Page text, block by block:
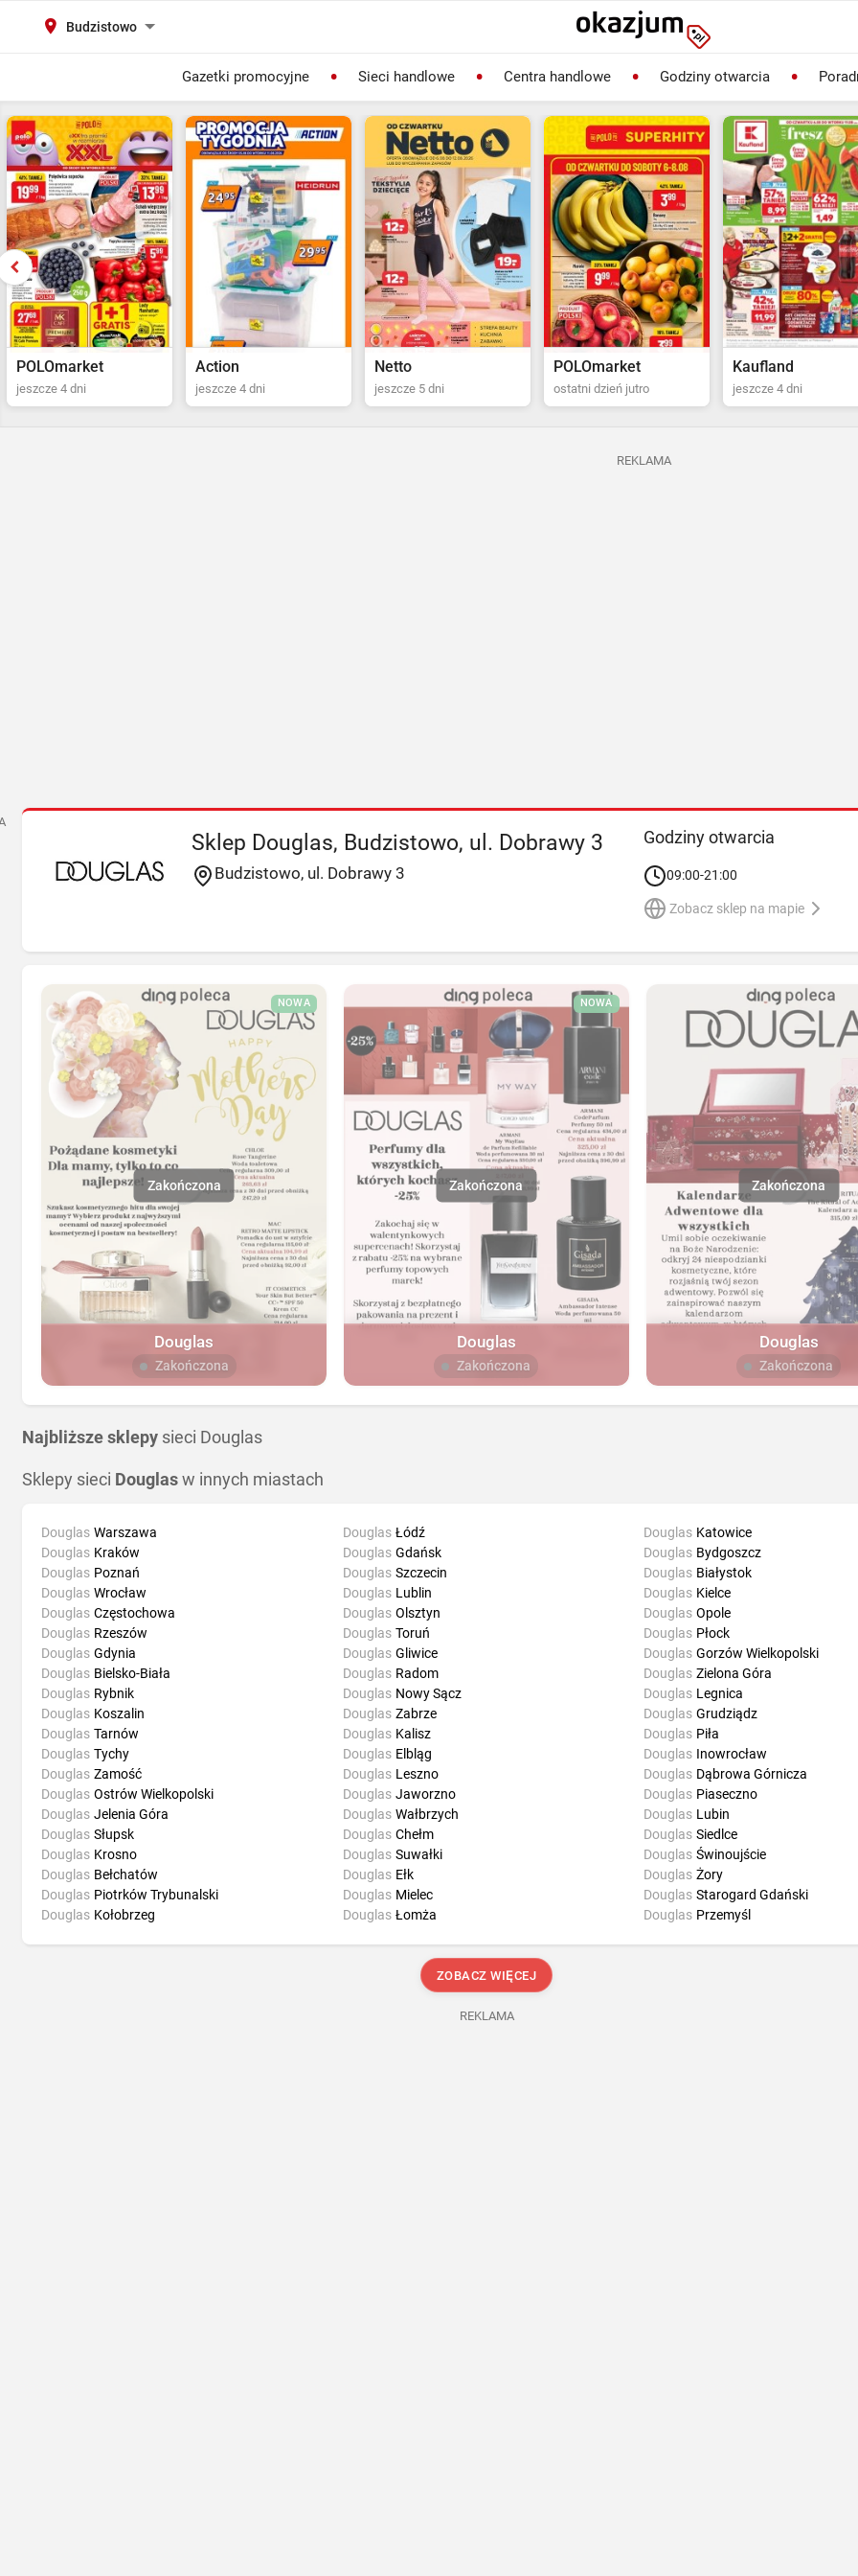
Budzistowo
Gazetki promocyjne Sieci handlowe Centra handlowe Godziny otwarcia
Action
jeszcze 4 dni
Netto
jeszcze 5 dni
POLOmarket
ostatni dzień jutro
Kaufland
jeszcze 4 dni
Biedronka
ostatni dzień jutro
REKLAMA
Sklep Douglas, Budzistowo, ul. Dobrawy 3
Budzistowo, ul. Dobrawy 3
Godziny otwarcia
09:00-21:00
Zobacz sklep na mapie
NOWA
Douglas
Zakończona
NOWA
Douglas
Zakończona
Douglas
Zakończona
Najbliższe sklepy sieci Douglas
Sklepy sieci Douglas w innych miastach
Douglas Warszawa
Douglas Kraków
Douglas Poznań
Douglas Wrocław
Douglas Łódź
Douglas Gdańsk
Douglas Szczecin
Douglas Lublin
Douglas Katowice
Douglas Bydgoszcz
Douglas Białystok
Douglas Kielce
Douglas Częstochowa
Douglas Rzeszów
Douglas Gdynia
Douglas Bielsko-Biała
Douglas Olsztyn
Douglas Toruń
Douglas Gliwice
Douglas Radom
Douglas Opole
Douglas Płock
Douglas Gorzów Wielkopolski
Douglas Zielona Góra
Douglas Rybnik
Douglas Koszalin
Douglas Tarnów
Douglas Tychy
Douglas Nowy Sącz
Douglas Zabrze
Douglas Kalisz
Douglas Elbląg
Douglas Legnica
Douglas Grudziądz
Douglas Piła
Douglas Inowrocław
Douglas Zamość
Douglas Ostrów Wielkopolski
Douglas Jelenia Góra
Douglas Słupsk
Douglas Leszno
Douglas Jaworzno
Douglas Wałbrzych
Douglas Chełm
Douglas Dąbrowa Górnicza
Douglas Piaseczno
Douglas Lubin
Douglas Siedlce
Douglas Krosno
Douglas Bełchatów
Douglas Piotrków Trybunalski
Douglas Kołobrzeg
Douglas Suwałki
Douglas Ełk
Douglas Mielec
Douglas Łomża
Douglas Świnoujście
Douglas Żory
Douglas Starogard Gdański
Douglas Przemyśl
ZOBACZ WIĘCEJ
REKLAMA